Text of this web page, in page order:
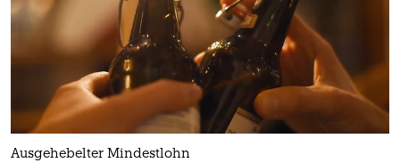
Ausgehebelter Mindestlohn